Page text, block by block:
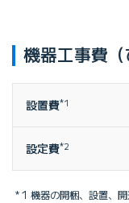
機器工事費（
設置費*1
設定費*2
1 機器の開梱、設置、